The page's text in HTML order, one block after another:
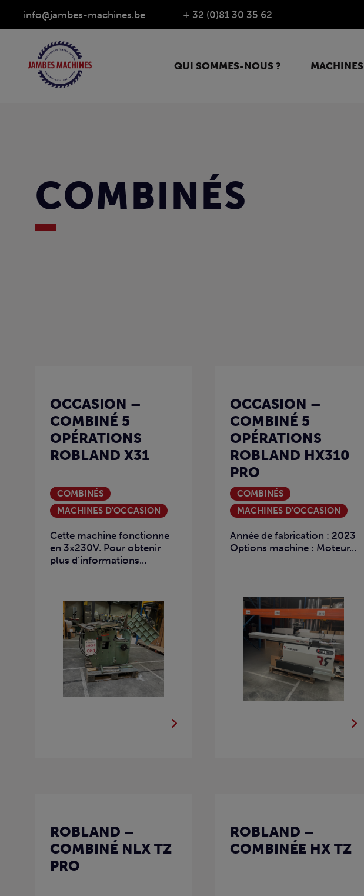
info@jambes-machines.be + 32 (0)81 30 35 62
QUI SOMMES-NOUS ? MACHINES
COMBINÉS
OCCASION –
COMBINÉ 5
OPÉRATIONS
ROBLAND X31
COMBINÉS
MACHINES D'OCCASION
Cette machine fonctionne
en 3x230V. Pour obtenir
plus d’informations...
OCCASION –
COMBINÉ 5
OPÉRATIONS
ROBLAND HX310
PRO
COMBINÉS
MACHINES D'OCCASION
Année de fabrication : 2023
Options machine : Moteur...
ROBLAND –
COMBINÉ NLX TZ
PRO
ROBLAND –
COMBINÉE HX TZ